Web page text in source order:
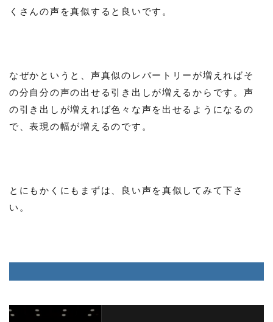
くさんの声を真似すると良いです。
なぜかというと、声真似のレパートリーが増えればそ
の分自分の声の出せる引き出しが増えるからです。声
の引き出しが増えれば色々な声を出せるようになるの
で、表現の幅が増えるのです。
とにもかくにもまずは、良い声を真似してみて下さ
い。